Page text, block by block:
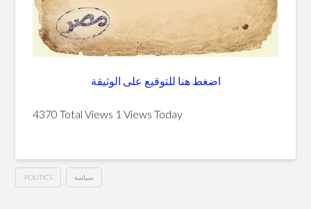
اضغط هنا للتوقيع على الوثيقة
4370 Total Views 1 Views Today
POLITICS سياسة